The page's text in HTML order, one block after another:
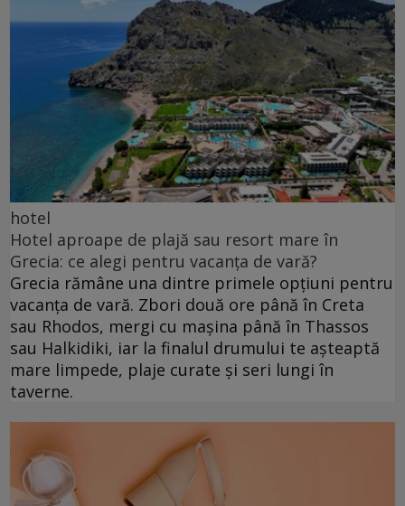
hotel
Hotel aproape de plajă sau resort mare în
Grecia: ce alegi pentru vacanța de vară?
Grecia rămâne una dintre primele opțiuni pentru
vacanța de vară. Zbori două ore până în Creta
sau Rhodos, mergi cu mașina până în Thassos
sau Halkidiki, iar la finalul drumului te așteaptă
mare limpede, plaje curate și seri lungi în
taverne.